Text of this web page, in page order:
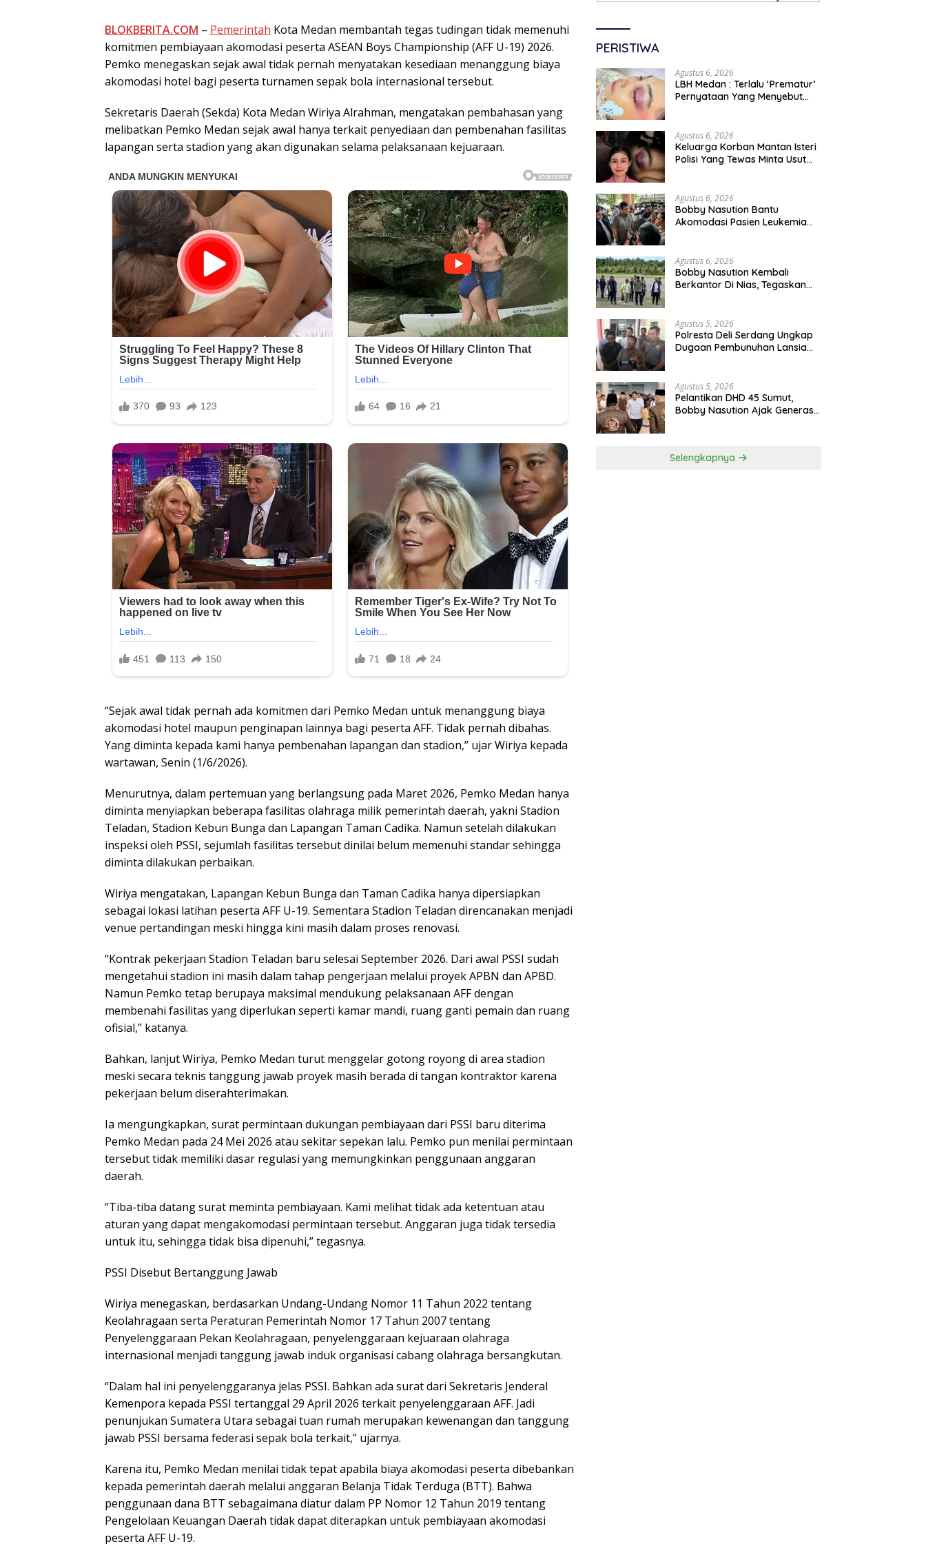
BLOKBERITA.COM – Pemerintah Kota Medan membantah tegas tudingan tidak memenuhi
komitmen pembiayaan akomodasi peserta ASEAN Boys Championship (AFF U-19) 2026.
Pemko menegaskan sejak awal tidak pernah menyatakan kesediaan menanggung biaya
akomodasi hotel bagi peserta turnamen sepak bola internasional tersebut.
Sekretaris Daerah (Sekda) Kota Medan Wiriya Alrahman, mengatakan pembahasan yang
melibatkan Pemko Medan sejak awal hanya terkait penyediaan dan pembenahan fasilitas
lapangan serta stadion yang akan digunakan selama pelaksanaan kejuaraan.
“Sejak awal tidak pernah ada komitmen dari Pemko Medan untuk menanggung biaya
akomodasi hotel maupun penginapan lainnya bagi peserta AFF. Tidak pernah dibahas.
Yang diminta kepada kami hanya pembenahan lapangan dan stadion,” ujar Wiriya kepada
wartawan, Senin (1/6/2026).
Menurutnya, dalam pertemuan yang berlangsung pada Maret 2026, Pemko Medan hanya
diminta menyiapkan beberapa fasilitas olahraga milik pemerintah daerah, yakni Stadion
Teladan, Stadion Kebun Bunga dan Lapangan Taman Cadika. Namun setelah dilakukan
inspeksi oleh PSSI, sejumlah fasilitas tersebut dinilai belum memenuhi standar sehingga
diminta dilakukan perbaikan.
Wiriya mengatakan, Lapangan Kebun Bunga dan Taman Cadika hanya dipersiapkan
sebagai lokasi latihan peserta AFF U-19. Sementara Stadion Teladan direncanakan menjadi
venue pertandingan meski hingga kini masih dalam proses renovasi.
“Kontrak pekerjaan Stadion Teladan baru selesai September 2026. Dari awal PSSI sudah
mengetahui stadion ini masih dalam tahap pengerjaan melalui proyek APBN dan APBD.
Namun Pemko tetap berupaya maksimal mendukung pelaksanaan AFF dengan
membenahi fasilitas yang diperlukan seperti kamar mandi, ruang ganti pemain dan ruang
ofisial,” katanya.
Bahkan, lanjut Wiriya, Pemko Medan turut menggelar gotong royong di area stadion
meski secara teknis tanggung jawab proyek masih berada di tangan kontraktor karena
pekerjaan belum diserahterimakan.
Ia mengungkapkan, surat permintaan dukungan pembiayaan dari PSSI baru diterima
Pemko Medan pada 24 Mei 2026 atau sekitar sepekan lalu. Pemko pun menilai permintaan
tersebut tidak memiliki dasar regulasi yang memungkinkan penggunaan anggaran
daerah.
“Tiba-tiba datang surat meminta pembiayaan. Kami melihat tidak ada ketentuan atau
aturan yang dapat mengakomodasi permintaan tersebut. Anggaran juga tidak tersedia
untuk itu, sehingga tidak bisa dipenuhi,” tegasnya.
PSSI Disebut Bertanggung Jawab
Wiriya menegaskan, berdasarkan Undang-Undang Nomor 11 Tahun 2022 tentang
Keolahragaan serta Peraturan Pemerintah Nomor 17 Tahun 2007 tentang
Penyelenggaraan Pekan Keolahragaan, penyelenggaraan kejuaraan olahraga
internasional menjadi tanggung jawab induk organisasi cabang olahraga bersangkutan.
“Dalam hal ini penyelenggaranya jelas PSSI. Bahkan ada surat dari Sekretaris Jenderal
Kemenpora kepada PSSI tertanggal 29 April 2026 terkait penyelenggaraan AFF. Jadi
penunjukan Sumatera Utara sebagai tuan rumah merupakan kewenangan dan tanggung
jawab PSSI bersama federasi sepak bola terkait,” ujarnya.
Karena itu, Pemko Medan menilai tidak tepat apabila biaya akomodasi peserta dibebankan
kepada pemerintah daerah melalui anggaran Belanja Tidak Terduga (BTT). Bahwa
penggunaan dana BTT sebagaimana diatur dalam PP Nomor 12 Tahun 2019 tentang
Pengelolaan Keuangan Daerah tidak dapat diterapkan untuk pembiayaan akomodasi
peserta AFF U-19.
PERISTIWA
Agustus 6, 2026
LBH Medan : Terlalu ‘Prematur’
Pernyataan Yang Menyebut
Agustus 6, 2026
Keluarga Korban Mantan Isteri
Polisi Yang Tewas Minta Usut
Agustus 6, 2026
Bobby Nasution Bantu
Akomodasi Pasien Leukemia
Agustus 6, 2026
Bobby Nasution Kembali
Berkantor Di Nias, Tegaskan
Agustus 5, 2026
Polresta Deli Serdang Ungkap
Dugaan Pembunuhan Lansia
Ditangkap
Agustus 5, 2026
Pelantikan DHD 45 Sumut,
Bobby Nasution Ajak Generasi
Selengkapnya